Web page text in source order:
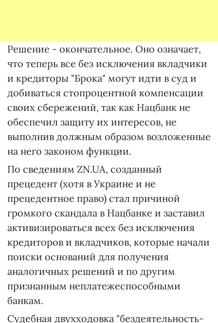
Решение - окончательное. Оно означает,
что теперь все без исключения вкладчики
и кредиторы "Брока" могут идти в суд и
добиваться стопроцентной компенсации
своих сбережений, так как Нацбанк не
обеспечил защиту их интересов, не
выполнив должным образом возложенные
на него законом функции.
По сведениям ZN.UA, созданный
прецедент (хотя в Украине и не
прецедентное право) стал причиной
громкого скандала в Нацбанке и заставил
активизироваться всех без исключения
кредиторов и вкладчиков, которые начали
поиски оснований для получения
аналогичных решений и по другим
признанным неплатежеспособными
банкам.
Судебная двухходовка "бездеятельность-